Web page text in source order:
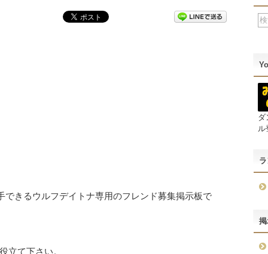
きるウルフデイトナ専用のフレンド募集掲示板で
立て下さい。
ダ
ル